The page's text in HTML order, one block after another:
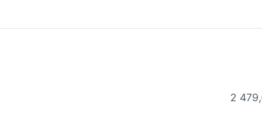
2 479,